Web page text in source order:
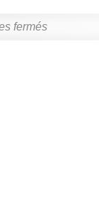
fermés